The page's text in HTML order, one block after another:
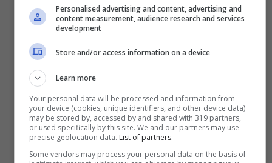
Visualizza questo post su Instagram
Personalised advertising and content, advertising and
content measurement, audience research and services
development
Store and/or access information on a device
Learn more
Your personal data will be processed and information from
your device (cookies, unique identifiers, and other device data)
may be stored by, accessed by and shared with 319 partners,
or used specifically by this site. We and our partners may use
precise geolocation data. List of partners.
Some vendors may process your personal data on the basis of